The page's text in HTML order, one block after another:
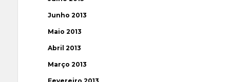
Junho 2013
Maio 2013
Abril 2013
Março 2013